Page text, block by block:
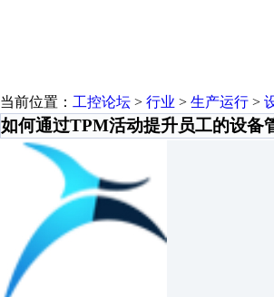
当前位置： 工控论坛 > 行业 > 生产运行 >
如何通过TPM活动提升员工的设备